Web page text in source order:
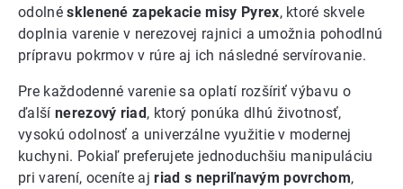
odolné sklenené zapekacie misy Pyrex, ktoré skvele
doplnia varenie v nerezovej rajnici a umožnia pohodlnú
prípravu pokrmov v rúre aj ich následné servírovanie.
Pre každodenné varenie sa oplatí rozšíriť výbavu o
ďalší nerezový riad, ktorý ponúka dlhú životnosť,
vysokú odolnosť a univerzálne využitie v modernej
kuchyni. Pokiaľ preferujete jednoduchšiu manipuláciu
pri varení, oceníte aj riad s nepriľnavým povrchom,